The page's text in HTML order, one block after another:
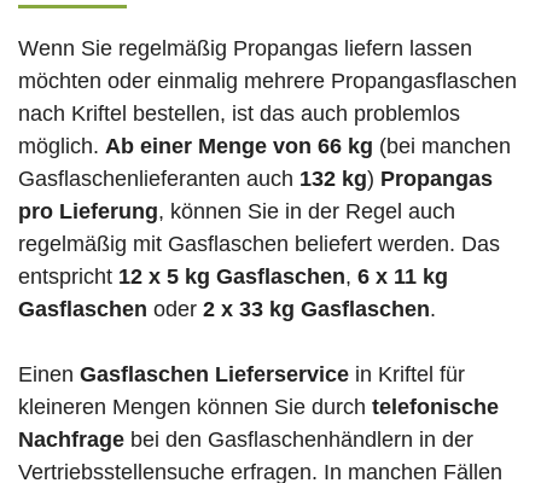
Wenn Sie regelmäßig Propangas liefern lassen
möchten oder einmalig mehrere Propangasflaschen
nach Kriftel bestellen, ist das auch problemlos
möglich. Ab einer Menge von 66 kg (bei manchen
Gasflaschenlieferanten auch 132 kg) Propangas
pro Lieferung, können Sie in der Regel auch
regelmäßig mit Gasflaschen beliefert werden. Das
entspricht 12 x 5 kg Gasflaschen, 6 x 11 kg
Gasflaschen oder 2 x 33 kg Gasflaschen.
Einen Gasflaschen Lieferservice in Kriftel für
kleineren Mengen können Sie durch telefonische
Nachfrage bei den Gasflaschenhändlern in der
Vertriebsstellensuche erfragen. In manchen Fällen